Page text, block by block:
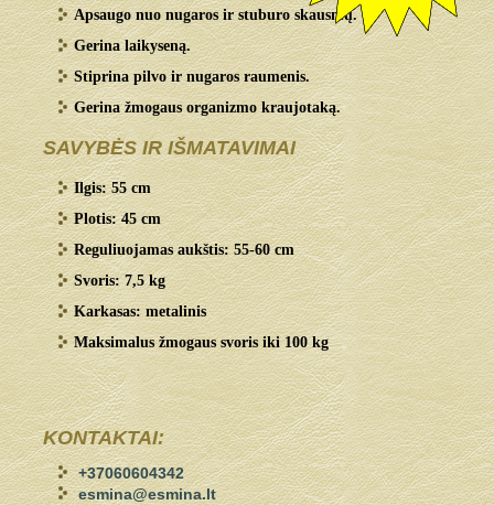
Apsaugo nuo nugaros ir stuburo skausmų.
Gerina laikyseną.
Stiprina pilvo ir nugaros raumenis.
Gerina žmogaus organizmo kraujotaką.
SAVYBĖS IR IŠMATAVIMAI
Ilgis: 55 cm
Plotis: 45 cm
Reguliuojamas aukštis: 55-60 cm
Svoris: 7,5 kg
Karkasas: metalinis
Maksimalus žmogaus svoris iki 100 kg
KONTAKTAI:
+37060604342
esmina@esmina.lt